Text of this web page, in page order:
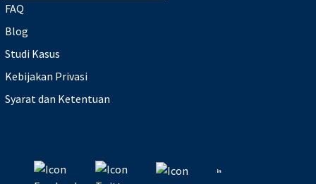
FAQ
Blog
Studi Kasus
Kebijakan Privasi
Syarat dan Ketentuan